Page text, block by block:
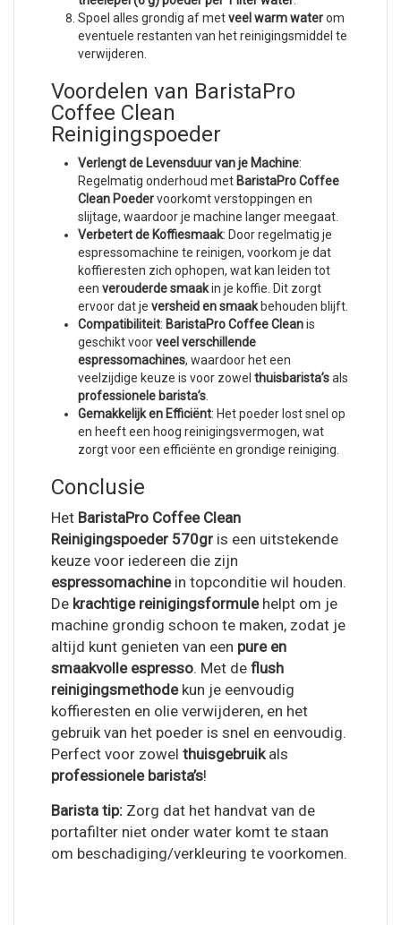
Spoel alles grondig af metveel warm waterom
eventuele restanten van het reinigingsmiddel te
verwijderen.
Voordelen van BaristaPro
Coffee Clean
Reinigingspoeder
Verlengt de Levensduur van je Machine:
Regelmatig onderhoud met BaristaPro Coffee
Clean Poedervoorkomt verstoppingen en
slijtage, waardoor je machine langer meegaat.
Verbetert de Koffiesmaak: Door regelmatig je
espressomachine te reinigen, voorkom je dat
koffieresten zich ophopen, wat kan leiden tot
een verouderde smaakin je koffie. Dit zorgt
ervoor dat je versheid en smaakbehouden blijft.
Compatibiliteit: BaristaPro Coffee Cleanis
geschikt voorveel verschillende
espressomachines, waardoor het een
veelzijdige keuze is voor zowel thuisbarista’sals
professionele barista’s
Gemakkelijk en Efficiënt: Het poeder lost snel op
en heeft een hoog reinigingsvermogen, wat
zorgt voor een efficiënte en grondige reiniging.
Conclusie
Het BaristaPro Coffee Clean
Reinigingspoeder 570gr is een uitstekende
keuze voor iedereen die zijn
espressomachinein topconditie wil houden.
De krachtige reinigingsformulehelpt om je
machine grondig schoon te maken, zodat je
altijd kunt genieten van een pure en
smaakvolle espresso. Met de flush
reinigingsmethodekun je eenvoudig
koffieresten en olie verwijderen, en het
gebruik van het poeder is snel en eenvoudig.
Perfect voor zowel thuisgebruikals
professionele barista’s!
Barista tip: Zorg dat het handvat van de
portafilter niet onder water komt te staan
om beschadiging/verkleuring te voorkomen.